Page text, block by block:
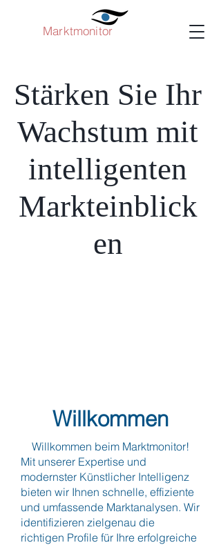
Marktmonitor
Stärken Sie Ihr
Wachstum mit
intelligenten
Markteinblick
en
Willkommen
Willkommen beim Marktmonitor!
Mit unserer Expertise und
modernster Künstlicher Intelligenz
bieten wir Ihnen schnelle, effiziente
und umfassende Marktanalysen. Wir
identifizieren zielgenau die
richtigen Profile für Ihre erfolgreiche